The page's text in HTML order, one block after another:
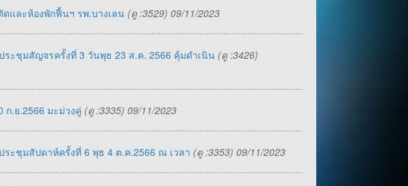
และห้องพักฟื้นฯ รพ.บางเลน (ดู :3529) 09/11/2023
ระชุมสัญจรครั้งที่ 3 วันพุธ 23 ส.ค. 2566 คุ้มดำเนิน (ดู :3426)
.ย.2566 มะม่วงคู่ (ดู :3335) 09/11/2023
ะชุมสัปดาห์ครั้งที่ 6 พุธ 4 ต.ค.2566 ณ เวลา (ดู :3353) 09/11/2023